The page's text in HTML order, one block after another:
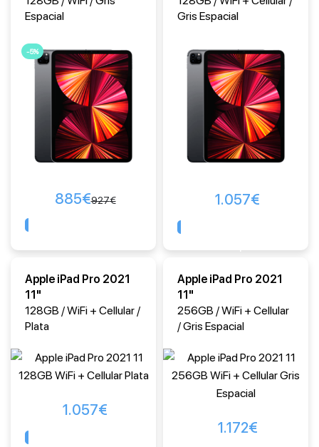
Espacial
-5%
927€
885€
Gris Espacial
1.057€
Apple iPad Pro 2021
11"
128GB / WiFi + Cellular /
Plata
1.057€
Apple iPad Pro 2021
11"
256GB / WiFi + Cellular
/ Gris Espacial
1.172€